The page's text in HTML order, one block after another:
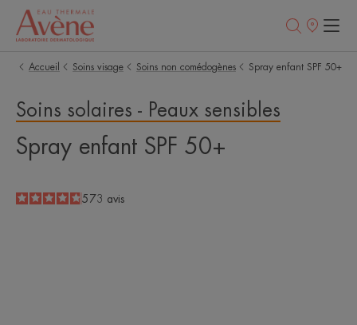
Points
Accueil
Soins visage Soins non comédogènes Spray enfant SPF 50+
Soins solaires - Peaux sensibles
Spray enfant SPF 50+
4.8
/
5
573 avis